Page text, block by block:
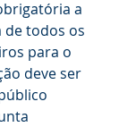
a
todos os
para o
deve ser